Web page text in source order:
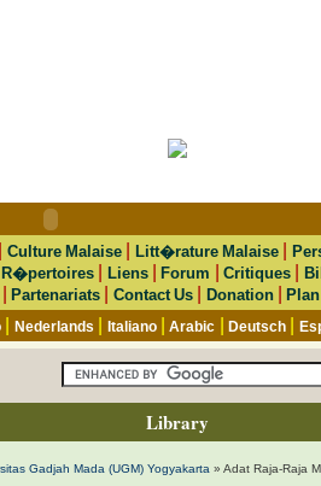
Culture Malaise Litt�rature Malaise
R�pertoires| Liens|Forum Critiques|
Partenariats Contact Us Donation|
Nederlands Italiano|Arabic Deutsch|
Library
Gadjah Mada (UGM) Yogyakarta » Adat Raja-Raja